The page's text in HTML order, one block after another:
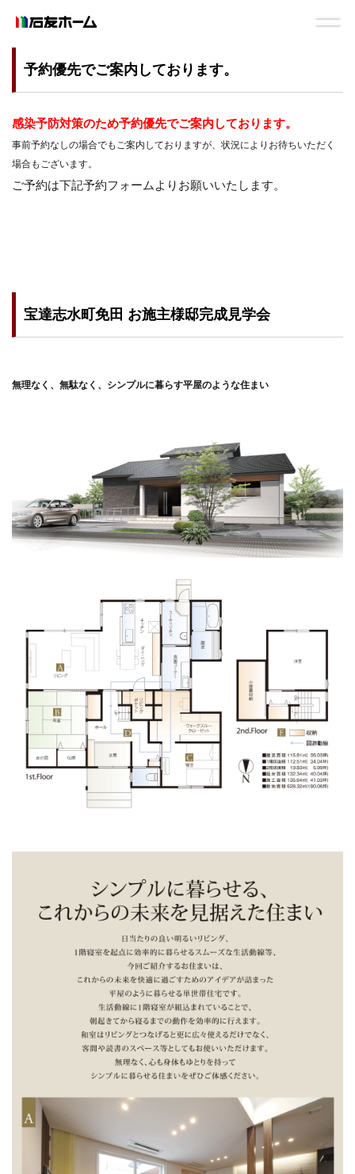
予約優先でご案内しております。
感染予防対策のため予約優先でご案内しております。
事前予約なしの場合でもご案内しておりますが、状況によりお待ちいただく
場合もございます。
ご予約は下記予約フォーム よりお願いいたします。
宝達志水町免田 お施主様邸完成見学会
無理なく、無駄なく、シンプルに暮らす平屋のような住まい